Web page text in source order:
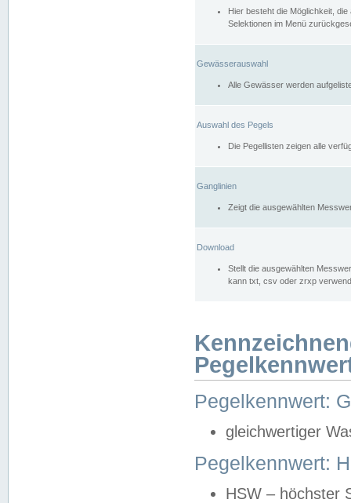
Hier besteht die Möglichkeit,
Selektionen im Menü
Gewässerauswahl
Alle Gewässer werden
Auswahl des Pegels
Die Pegellisten zeigen alle
Ganglinien
Zeigt die ausgewählten
Download
Stellt die ausgewählten
kann txt, csv oder zrxp
Pegelkennwert:
gleichwertiger
Pegelkennwert:
HSW – höchster